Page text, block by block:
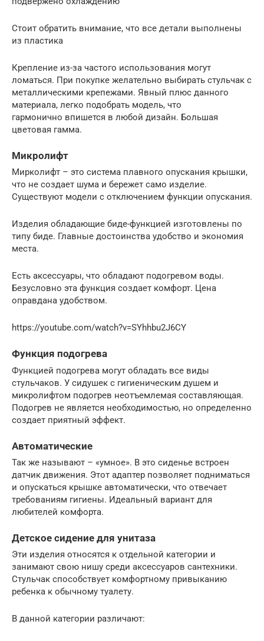
Стоит обратить внимание, что все детали выполнены
из пластика
Крепление из-за частого использования могут
ломаться. При покупке желательно выбирать стульчак с
металлическими крепежами. Явный плюс данного
материала, легко подобрать модель, что
гармонично впишется в любой дизайн. Большая
цветовая гамма.
Микролифт
Мирколифт – это система плавного опускания крышки,
что не создает шума и бережет само изделие.
Существуют модели с отключением функции опускания.
Изделия обладающие биде-функцией изготовлены по
типу биде. Главные достоинства удобство и экономия
места.
Есть аксессуары, что обладают подогревом воды.
Безусловно эта функция создает комфорт. Цена
оправдана удобством.
https://youtube.com/watch?v=SYhhbu2J6CY
Функция подогрева
Функцией подогрева могут обладать все виды
стульчаков. У сидушек с гигиеническим душем и
микролифтом подогрев неотъемлемая составляющая.
Подогрев не является необходимостью, но определенно
создает приятный эффект.
Автоматические
Так же называют – «умное». В это сиденье встроен
датчик движения. Этот адаптер позволяет подниматься
и опускаться крышке автоматически, что отвечает
требованиям гигиены. Идеальный вариант для
любителей комфорта.
Детское сидение для унитаза
Эти изделия относятся к отдельной категории и
занимают свою нишу среди аксессуаров сантехники.
Стульчак способствует комфортному привыканию
ребенка к обычному туалету.
В данной категории различают: